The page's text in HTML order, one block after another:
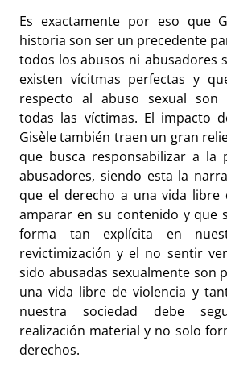
Es exactamente por eso que
historia son ser un precedente
todos los abusos ni abusadores
existen vícitmas perfectas y
respecto al abuso sexual son
todas las víctimas. El impacto
Gisèle también traen un gran
que busca responsabilizar a la
abusadores, siendo esta la
que el derecho a una vida libre
amparar en su contenido y que
forma tan explícita en
revictimización y el no sentir
sido abusadas sexualmente son
una vida libre de violencia y
nuestra sociedad debe
realización material y no solo
derechos.